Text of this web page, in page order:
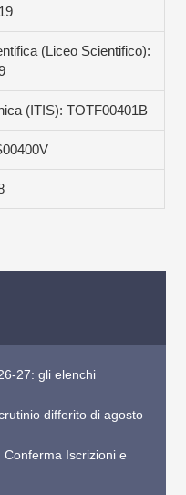
(Liceo Scientifico):
(ITIS): TOTF00401B
27: gli elenchi
differito di agosto
Conferma Iscrizioni e